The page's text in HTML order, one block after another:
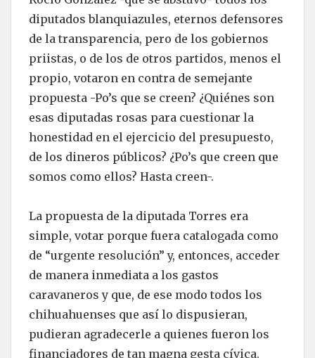
diputados blanquiazules, eternos defensores
de la transparencia, pero de los gobiernos
priistas, o de los de otros partidos, menos el
propio, votaron en contra de semejante
propuesta -Po’s que se creen? ¿Quiénes son
esas diputadas rosas para cuestionar la
honestidad en el ejercicio del presupuesto,
de los dineros públicos? ¿Po’s que creen que
somos como ellos? Hasta creen-.
La propuesta de la diputada Torres era
simple, votar porque fuera catalogada como
de “urgente resolución” y, entonces, acceder
de manera inmediata a los gastos
caravaneros y que, de ese modo todos los
chihuahuenses que así lo dispusieran,
pudieran agradecerle a quienes fueron los
financiadores de tan magna gesta cívica.